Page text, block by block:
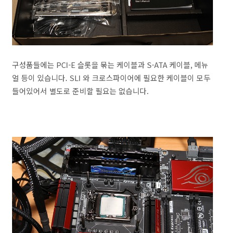
구성품들에는 PCI-E 슬롯을 묶는 케이블과 S-ATA 케이블, 메뉴
얼 등이 있습니다. SLI 와 크로스파이어에 필요한 케이블이 모두
들어있어서 별도로 준비할 필요는 없습니다.